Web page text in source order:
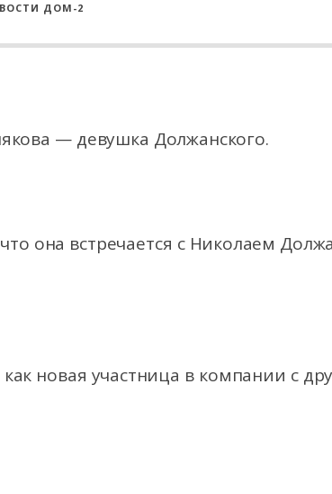
ДОМ-2
— девушка Должанского.
она встречается с Николаем
новая участница в компании с